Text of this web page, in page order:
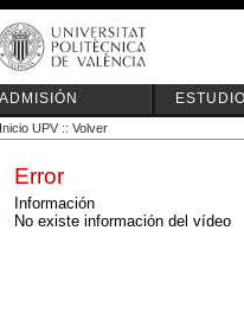
ADMISIÓN
Inicio UPV :: Volver
Error
Información
No existe información del vídeo